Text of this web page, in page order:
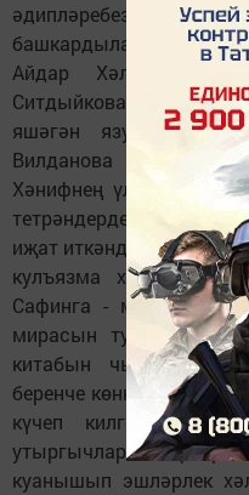
әдипләребезнең
башкардылар. Ә олуг
Айдар Хәлим,
Ситдыйкова, мәрхүм
яшәгән язучы
Вилданова
Хәнифнең үләр
тетрәндерде.
иҗат иткәндә вафат
кулъязма хәлендә
Сафинга - мәрхүмнең
мирасын туплап,
китабын чыгарды.
беренче көннәреннән
күчеп килгәнче,
утыргычлар, шкафлар
куанышып эшләрлек